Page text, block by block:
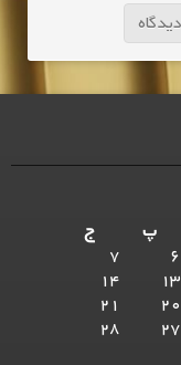
پ
ج
6
7
13
14
20
21
27
28